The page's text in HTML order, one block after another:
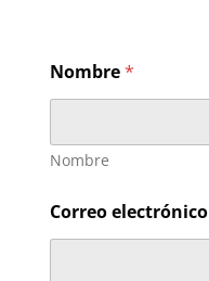
Nombre*
Nombre
Correo electrónico